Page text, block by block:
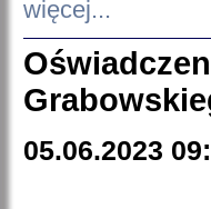
więcej...
05.06.2023